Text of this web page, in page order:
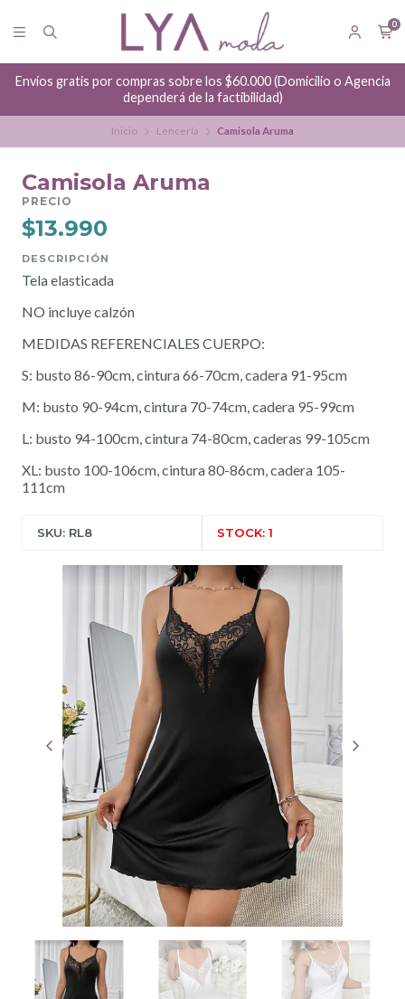
0
Envíos gratis por compras sobre los $60.000 (Domicilio o Agencia
dependerá de la factibilidad)
Inicio Lencería Camisola Aruma
Camisola Aruma
PRECIO
$13.990
DESCRIPCIÓN
Tela elasticada
NO incluye calzón
MEDIDAS REFERENCIALES CUERPO:
S: busto 86-90cm, cintura 66-70cm, cadera 91-95cm
M: busto 90-94cm, cintura 70-74cm, cadera 95-99cm
L: busto 94-100cm, cintura 74-80cm, caderas 99-105cm
XL: busto 100-106cm, cintura 80-86cm, cadera 105-
111cm
SKU: RL8 STOCK: 1